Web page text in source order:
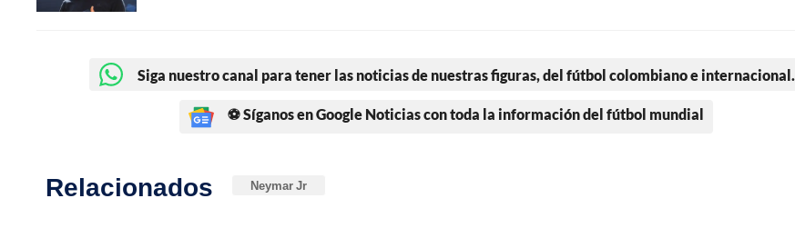
Siga nuestro canal para tener las noticias de nuestras figuras, del fútbol colombiano e internacional.
⚽ Síganos en Google Noticias con toda la información del fútbol mundial
Relacionados Neymar Jr